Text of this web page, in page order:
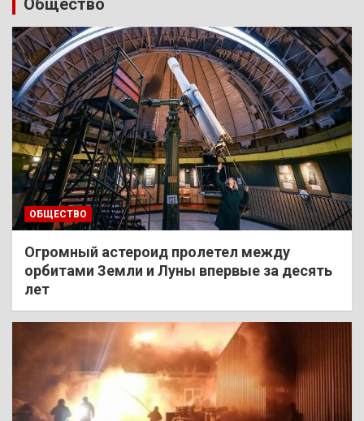
Общество
ОБЩЕСТВО
Огромный астероид пролетел между
орбитами Земли и Луны впервые за десять
лет